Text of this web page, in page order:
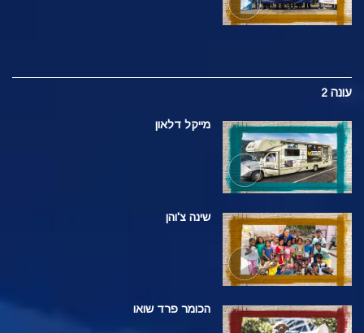
עונה 2
מייקל דלאון
שינה צ'והן
הכומר פרד שואו